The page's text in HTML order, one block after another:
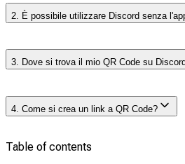
Il modo più semplice per
Discord QR code è utilizzare
fotocamera se richiesto,
tuo telefono verso il codice
tuo desktop o condiviso con
procedura.
2. È possibile utilizzare Discord senza
Sì, è possibile utilizzare
accedendovi tramite un
l’accesso utilizzando le tue
maggior parte delle
versione browser, alcune,
rispetto alle app desktop o
3. Dove si trova il mio QR Code su
Il tuo QR code di Discord si
pagina di accesso dell'app
su "Accedi", apparirà un QR
nome utente e della password.
4. Come si crea un link a QR Code?
Per convertire un link in un
Table of contents